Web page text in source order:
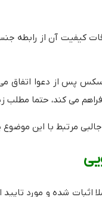
کیفیت آن از رابطه
سکس پس از دعوا اتفاق
می کند، حتما مطلب
مرتبط با این موضوع
اثبات شده و